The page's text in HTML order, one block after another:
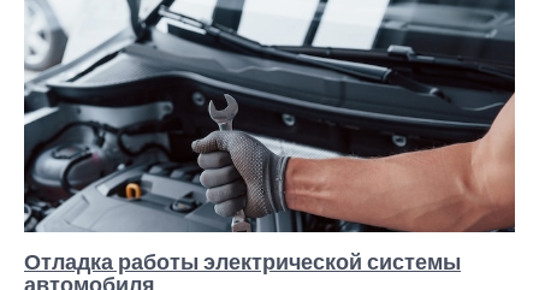
Отладка работы электрической системы